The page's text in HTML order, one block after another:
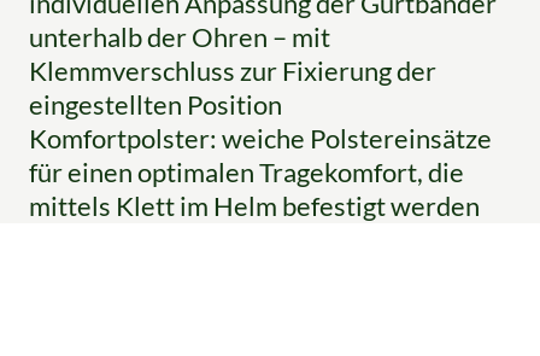
unterhalb der Ohren – mit
Klemmverschluss zur Fixierung der
eingestellten Position
Komfortpolster: weiche Polstereinsätze
für einen optimalen Tragekomfort, die
mittels Klett im Helm befestigt werden